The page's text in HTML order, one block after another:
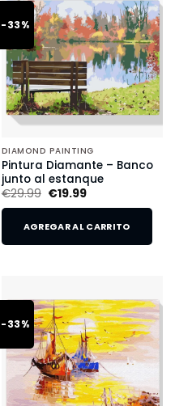
-33%
DIAMOND PAINTING
Pintura Diamante – Banco
junto al estanque
€29.99 €19.99
AGREGAR AL CARRITO
-33%